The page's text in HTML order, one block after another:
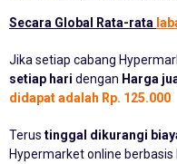
Secara Global Rata-rata
Jika setiap cabang
setiap hari dengan Harga
didapat adalah Rp. 125.000
Terus tinggal dikurangi
Hypermarket online berbasis